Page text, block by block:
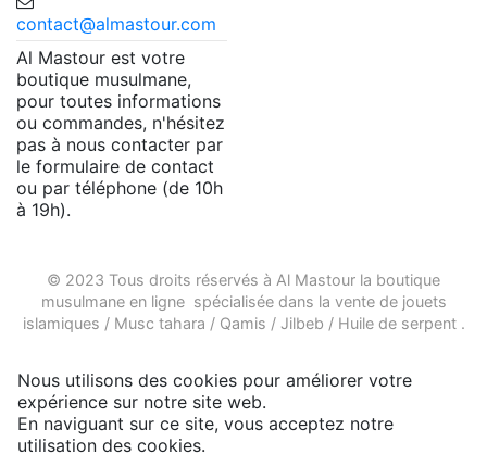
contact@almastour.com
Al Mastour est votre
boutique musulmane,
pour toutes informations
ou commandes, n'hésitez
pas à nous contacter par
le formulaire de contact
ou par téléphone (de 10h
à 19h).
© 2023 Tous droits réservés à Al Mastour la boutique
musulmane en lignespécialisée dans la vente de jouets
islamiques / Musc tahara / Qamis / Jilbeb / Huile de serpent.
Nous utilisons des cookies pour améliorer votre
expérience sur notre site web.
En naviguant sur ce site, vous acceptez notre
utilisation des cookies.